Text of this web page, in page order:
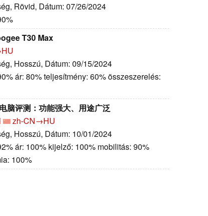
Rövid, Dátum: 07/26/2024
T30 Max
Hosszú, Dátum: 09/15/2024
ár: 80% teljesítmény: 60% összeszerelés:
脑评测：功能强大、用途广泛
zh-CN→HU
Hosszú, Dátum: 10/01/2024
ár: 100% kijelző: 100% mobilitás: 90%
100%